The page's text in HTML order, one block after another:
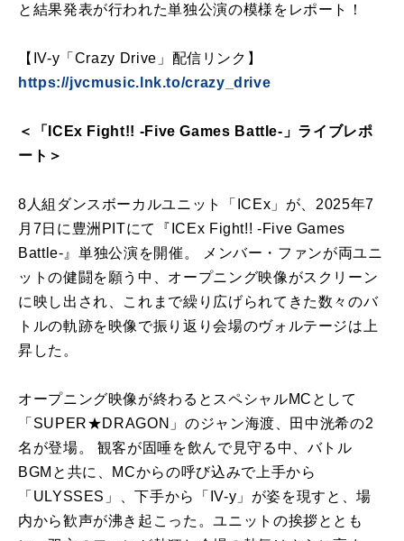
と結果発表が行われた単独公演の模様をレポート！
【IV-y「Crazy Drive」配信リンク】
https://jvcmusic.lnk.to/crazy_drive
＜「ICEx Fight!! -Five Games Battle-」ライブレポ
ート＞
8人組ダンスボーカルユニット「ICEx」が、2025年7
月7日に豊洲PITにて『ICEx Fight!! -Five Games
Battle-』単独公演を開催。 メンバー・ファンが両ユニ
ットの健闘を願う中、オープニング映像がスクリーン
に映し出され、これまで繰り広げられてきた数々のバ
トルの軌跡を映像で振り返り会場のヴォルテージは上
昇した。
オープニング映像が終わるとスペシャルMCとして
「SUPER★DRAGON」のジャン海渡、田中洸希の2
名が登場。 観客が固唾を飲んで見守る中、バトル
BGMと共に、MCからの呼び込みで上手から
「ULYSSES」、下手から「IV-y」が姿を現すと、場
内から歓声が沸き起こった。ユニットの挨拶ととも